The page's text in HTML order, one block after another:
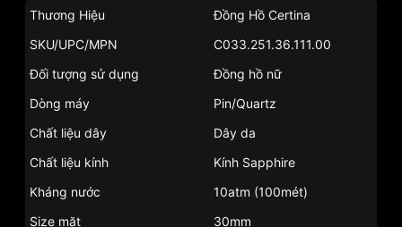
Thương Hiệu
Đồng Hồ Certina
SKU/UPC/MPN
C033.251.36.111.00
Đối tượng sử dụng
Đồng hồ nữ
Dòng máy
Pin/Quartz
Chất liệu dây
Dây da
Chất liệu kính
Kính Sapphire
Kháng nước
10atm (100mét)
Size mặt
30mm